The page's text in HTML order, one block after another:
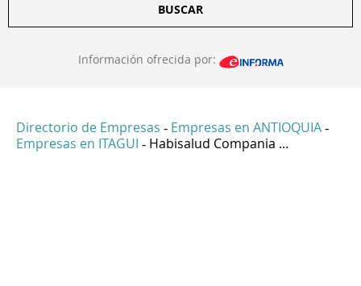
BUSCAR
Información ofrecida por:
Directorio de Empresas - Empresas en ANTIOQUIA -
Empresas en ITAGUI - Habisalud Compania ...